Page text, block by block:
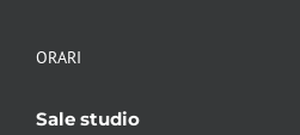
ORARI
Sale studio